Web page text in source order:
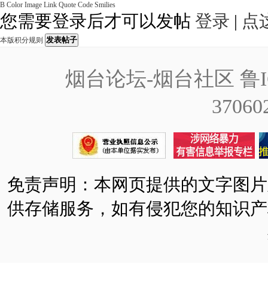
B Color Image Link Quote Code Smilies
您需要登录后才可以发帖 登录 | 点
本版积分规则 发表帖子
烟台论坛-烟台社区 鲁
免责声明：本网页提供的文字图
供存储服务，如有侵犯您的知识